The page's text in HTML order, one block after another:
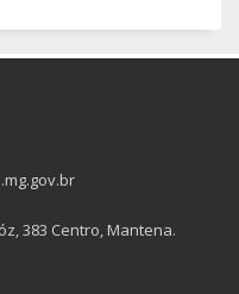
383 Centro, Mantena.